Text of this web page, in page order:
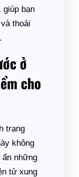
giúp bạn
thoải
ở
cho
trạng
không
những
tử xung